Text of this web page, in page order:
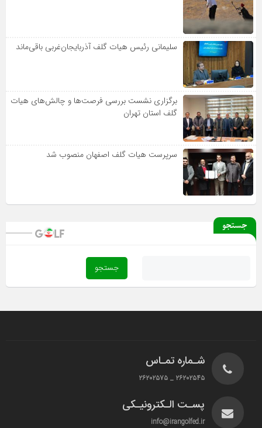
سلیمانی رئیس هیات گلف آذربایجان‌غربی باقی‌ماند
برگزاری نشست بررسی فرصت‌ها و چالش‌های هیات
گلف استان تهران
سرپرست هیات گلف اصفهان منصوب شد
جستجو
شـماره تمـاس
۲۶۲۰۲۵۴۵ _ ۲۶۲۰۲۵۷۵
پسـت الـکترونیـکی
info@irangolfed.ir